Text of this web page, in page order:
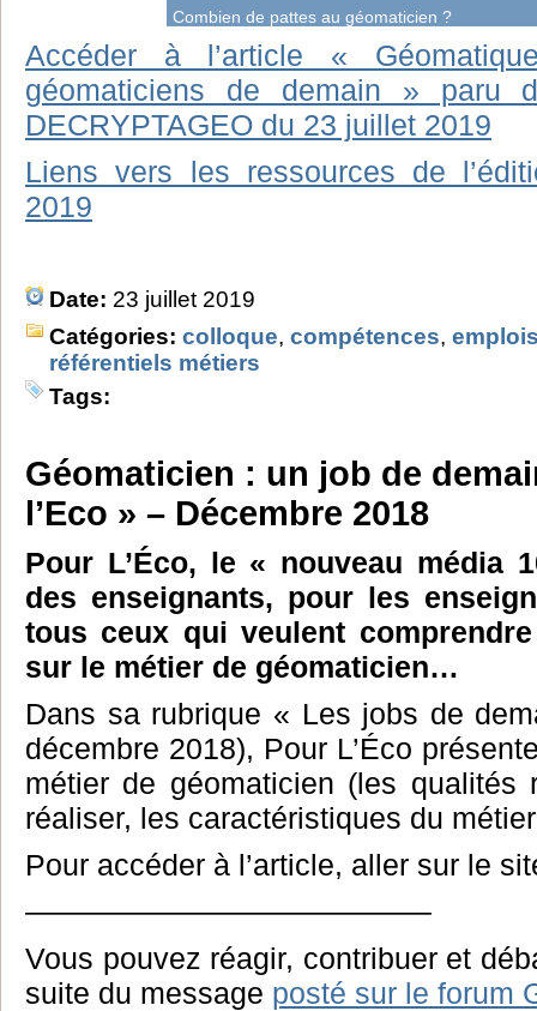
Combien de pattes au géomaticien ?
Accéder à l’article «
géomaticiens de demain » paru
DECRYPTAGEO du 23 juillet 2019
Liens vers les ressources de
2019
Date: 23 juillet 2019
Catégories: colloque, compétences,
référentiels métiers
Tags:
Géomaticien : un job de
l’Eco » – Décembre 2018
Pour L’Éco, le « nouveau média
des enseignants, pour les
tous ceux qui veulent
sur le métier de géomaticien…
Dans sa rubrique « Les jobs de
décembre 2018), Pour L’Éco
métier de géomaticien (les qualités
réaliser, les caractéristiques du
Pour accéder à l’article, aller sur le
—————————————–
Vous pouvez réagir, contribuer et
suite du message posté sur le forum